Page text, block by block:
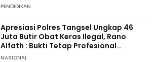
PENDIDIKAN
Apresiasi Polres Tangsel Ungkap 46
Juta Butir Obat Keras Ilegal, Rano
Alfath : Bukti Tetap Profesional
Jalankan Tugas
NASIONAL